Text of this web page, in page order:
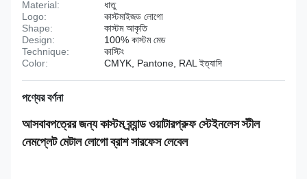
Material:
ধাতু
Logo:
কাস্টমাইজড লোগো
Shape:
কাস্টম আকৃতি
Design:
100% কাস্টম মেড
Technique:
কাস্টিং
Color:
CMYK, Pantone, RAL ইত্যাদি
পণ্যের বর্ণনা
আসবাবপত্রের জন্য কাস্টম ব্র্যান্ড ওয়াটারপ্রুফ স্টেইনলেস স্টীল
নেমপ্লেট মেটাল লোগো ব্রাশ সারফেস লেবেল